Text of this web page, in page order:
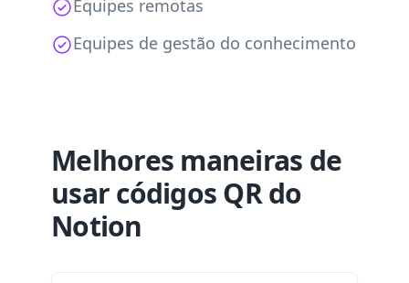
Equipes remotas
Equipes de gestão do conhecimento
Melhores maneiras de
usar códigos QR do
Notion